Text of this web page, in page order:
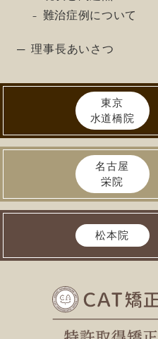
難治症例について
理事長あいさつ
東京
水道橋院
名古屋
栄院
松本院